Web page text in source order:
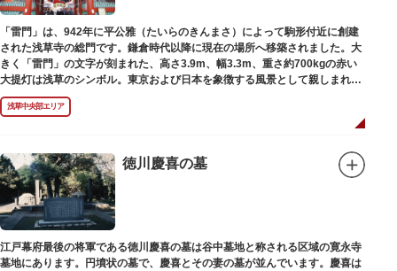
ック。手塚治虫のユニコのお守りなど愛らしいものがありますよ。
「雷門」は、942年に平公雅（たいらのきんまさ）によって駒形付近に創建
された浅草寺の総門です。鎌倉時代以降に現在の場所へ移築されました。大
きく「雷門」の文字が刻まれた、高さ3.9m、幅3.3m、重さ約700kgの赤い
大提灯は浅草のシンボル。東京および日本を象徴する風景として親しまれ、
フォトスポットとしても国内外の観光客を魅了し続けています。
提灯の底部に施された見事な龍の彫刻や、門の北側（風神雷神の背後）に安
置されている浅草寺の護法善神「天龍像」と「金龍像」も見どころ。正式名
ます。日没から23時頃までは雷門や浅草寺がライトアップされ、昼間とは違
った荘厳な雰囲気に包まれます。
何度も焼失と再建を繰り返し、現在の雷門は1960年に松下電器産業（現パナ
ソニック）の松下幸之助氏の寄進により再建されたものです。
浅草中央部エリア
徳川慶喜の墓
江戸幕府最後の将軍である徳川慶喜の墓は谷中墓地と称される区域の寛永寺
墓地にあります。円墳状の墓で、慶喜とその妻の墓が並んでいます。慶喜は